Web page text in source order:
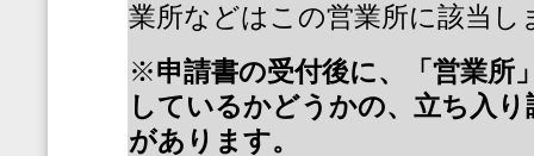
業所などはこの営業所に該当し
※申請書の受付後に、「営業所
しているかどうかの、立ち入
があります。